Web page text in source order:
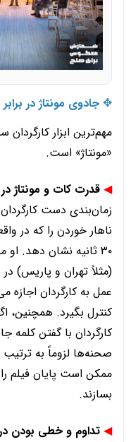
✥جادوی مونتاژ در
مهم‌ترین ابزار کارگردان
«مونتاژ» است.
◀ قدرت کات و مونتاژ
زمان‌بندی دست
ناهار خوردن را که در
۳۰ ثانیه نشان دهد. او
(مثلاً تهران و پاریس)
عمل به کارگردان اجازه
کنترل بگیرد. همچنین،
کارگردان با گفتن کلمه
صحنه‌ها لزوماً به ترتیب
ممکن است پایان فیلم را
بسازند.
◀ تداوم و خطی بودن در